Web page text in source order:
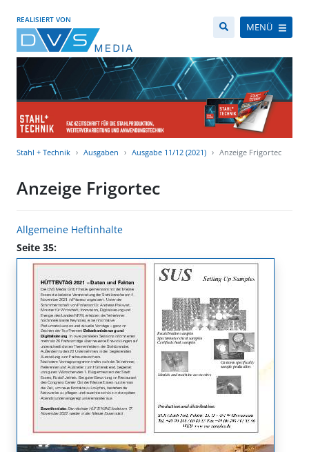
REALISIERT VON
MENÜ
Stahl + Technik Ausgaben Ausgabe 11/12 (2021) Anzeige Frigortec
Anzeige Frigortec
Allgemeine Heftinhalte
Seite 35: